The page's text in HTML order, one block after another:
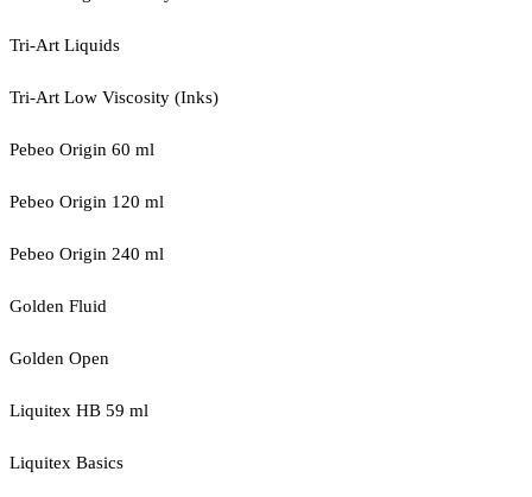
Tri-Art Liquids
Tri-Art Low Viscosity (Inks)
Pebeo Origin 60 ml
Pebeo Origin 120 ml
Pebeo Origin 240 ml
Golden Fluid
Golden Open
Liquitex HB 59 ml
Liquitex Basics